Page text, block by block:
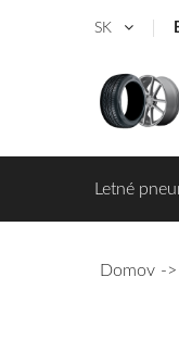
SK
Letné
Domov